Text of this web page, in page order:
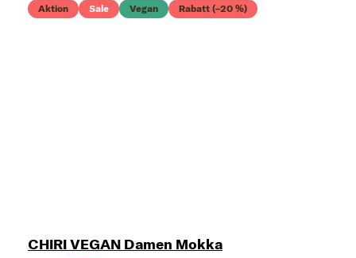
Aktion Sale Vegan Rabatt (–20 %)
CHIRI VEGAN Damen Mokka